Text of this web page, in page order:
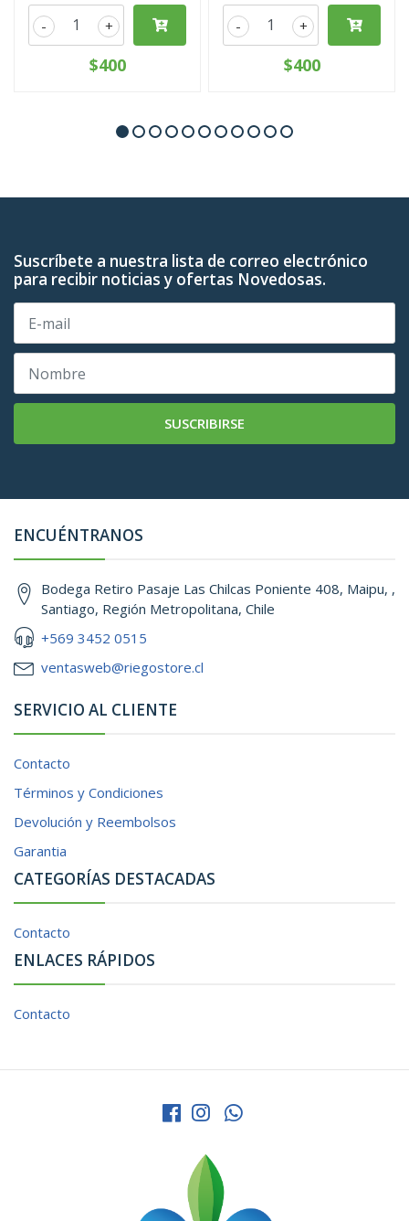
+
-
$400
+
-
$400
Suscríbete a nuestra lista de correo electrónico
para recibir noticias y ofertas Novedosas.
SUSCRIBIRSE
ENCUÉNTRANOS
Bodega Retiro Pasaje Las Chilcas Poniente 408, Maipu, ,
Santiago, Región Metropolitana, Chile
+569 3452 0515
ventasweb@riegostore.cl
SERVICIO AL CLIENTE
Contacto
Términos y Condiciones
Devolución y Reembolsos
Garantia
CATEGORÍAS DESTACADAS
Contacto
ENLACES RÁPIDOS
Contacto